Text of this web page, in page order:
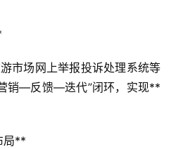
销—反馈—迭代”闭环，实现**
局**